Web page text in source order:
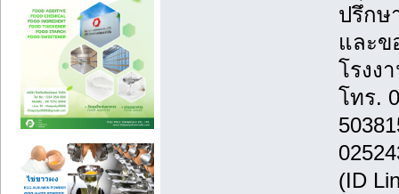
ปรึกษ
และข
โรงง
โทร.
(ID